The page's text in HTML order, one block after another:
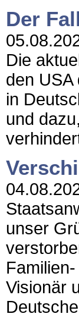
Der
Die
den
in
und
unser
Visionär